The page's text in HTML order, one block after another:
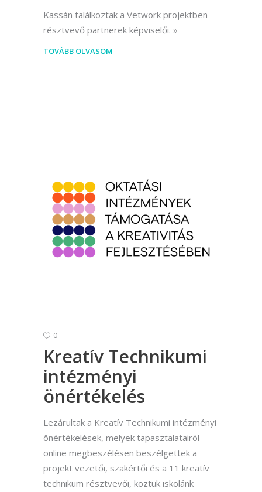
Kassán találkoztak a Vetwork projektben
résztvevő partnerek képviselői.
TOVÁBB OLVASOM
0
Kreatív Technikumi
intézményi
önértékelés
Lezárultak a Kreatív Technikumi intézményi
önértékelések, melyek tapasztalatairól
online megbeszélésen beszélgettek a
projekt vezetői, szakértői és a 11 kreatív
technikum résztvevői, köztük iskolánk